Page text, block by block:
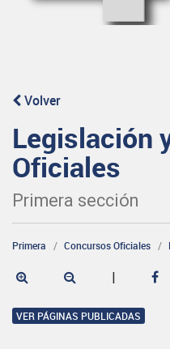
Volver
Legislación
Oficiales
Primera sección
Primera Concursos Oficiales
|
VER PÁGINAS PUBLICADAS